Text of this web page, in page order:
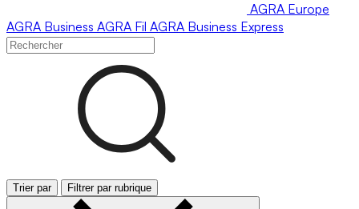
AGRA Europe
AGRA Business AGRA Fil AGRA Business Express
Trier par Filtrer par rubrique